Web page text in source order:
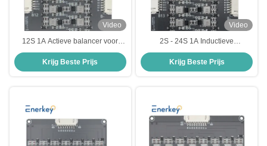
Video
12S 1A Actieve balancer voor
AGV Auto Inductieve accu Actieve
balancer Support Cascade
Krijg Beste Prijs
Video
2S - 24S 1A Inductieve
Energieoverdracht Actieve
Equalizer 3.7V Lipo / 3.2V Lifepo4
Batterijpakket
Krijg Beste Prijs